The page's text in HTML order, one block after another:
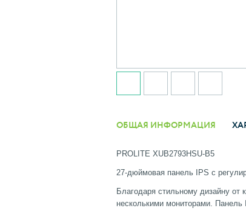
ОБЩАЯ ИНФОРМАЦИЯ
PROLITE XUB2793HSU-B5
27-дюймовая панель IPS с
Благодаря стильному дизайну от
несколькими мониторами.